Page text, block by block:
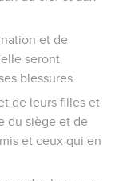
et de
seront
blessures.
de leurs filles et
du siège et de
et ceux qui en